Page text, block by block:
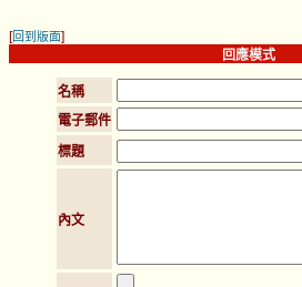
[回到版面]
回應模式
名稱
電子郵件
標題
內文